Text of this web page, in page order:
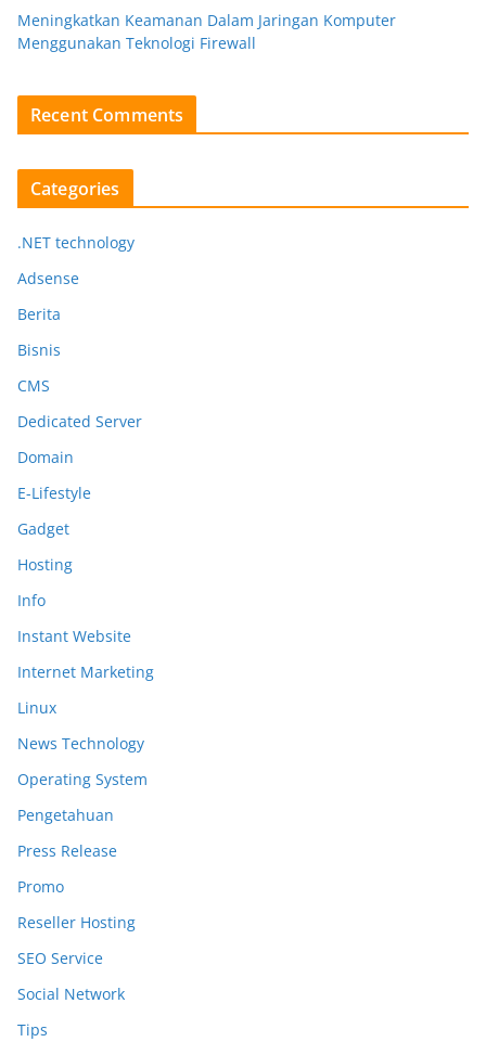
Meningkatkan Keamanan Dalam Jaringan Komputer
Menggunakan Teknologi Firewall
Recent Comments
Categories
.NET technology
Adsense
Berita
Bisnis
CMS
Dedicated Server
Domain
E-Lifestyle
Gadget
Hosting
Info
Instant Website
Internet Marketing
Linux
News Technology
Operating System
Pengetahuan
Press Release
Promo
Reseller Hosting
SEO Service
Social Network
Tips